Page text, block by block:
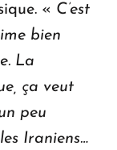
« C’est
bien
La
ça veut
peu
Iraniens…